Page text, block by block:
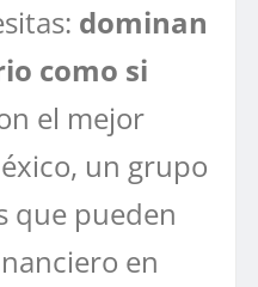
dominan
como si
el mejor
un grupo
que pueden
en